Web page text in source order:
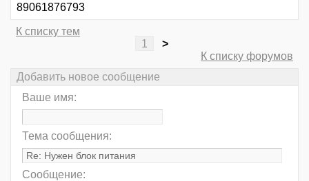
89061876793
К списку тем
1
>
К списку форумов
Добавить новое сообщение
Ваше имя:
Тема сообщения:
Сообщение: